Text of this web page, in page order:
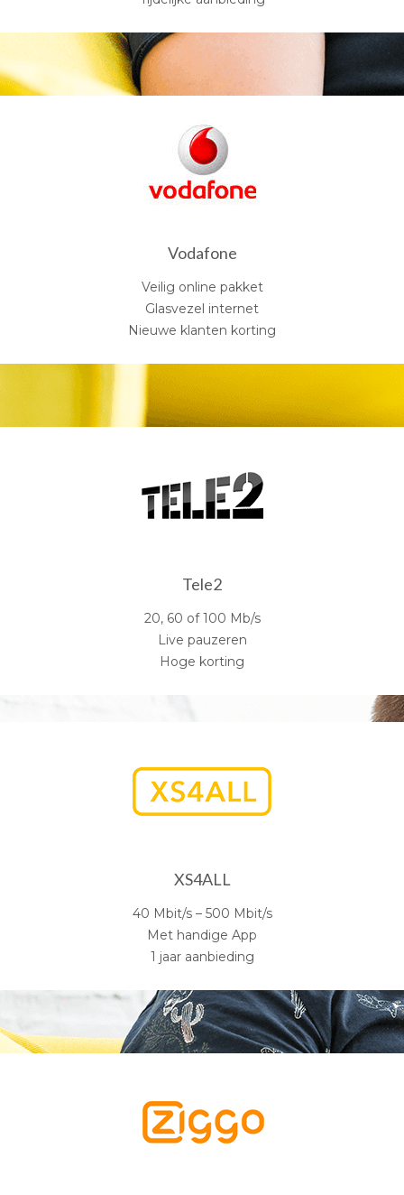
Vodafone
Veilig online pakket
Glasvezel internet
Nieuwe klanten korting
Tele2
20, 60 of 100 Mb/s
Live pauzeren
Hoge korting
XS4ALL
40 Mbit/s – 500 Mbit/s
Met handige App
1 jaar aanbieding